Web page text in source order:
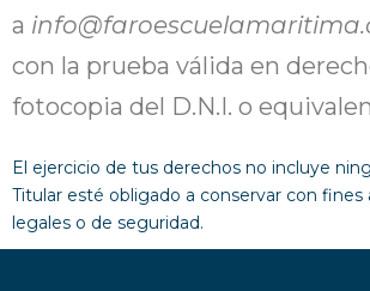
a
con la prueba válida en
fotocopia del D.N.I. o
El ejercicio de tus derechos no incluye
Titular esté obligado a conservar con fines
legales o de seguridad.